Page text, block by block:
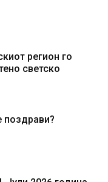
регион го
светско
поздрави?